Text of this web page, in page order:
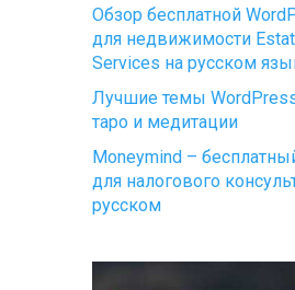
Обзор бесплатной
для недвижимости
Services на русском
Лучшие темы
таро и медитации
Moneymind –
для налогового
русском